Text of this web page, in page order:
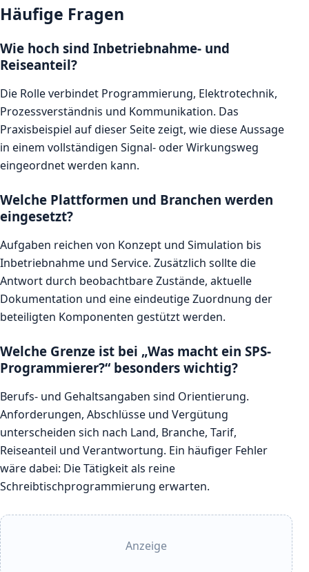
Häufige Fragen
Wie hoch sind Inbetriebnahme- und
Reiseanteil?
Die Rolle verbindet Programmierung, Elektrotechnik,
Prozessverständnis und Kommunikation. Das
Praxisbeispiel auf dieser Seite zeigt, wie diese Aussage
in einem vollständigen Signal- oder Wirkungsweg
eingeordnet werden kann.
Welche Plattformen und Branchen werden
eingesetzt?
Aufgaben reichen von Konzept und Simulation bis
Inbetriebnahme und Service. Zusätzlich sollte die
Antwort durch beobachtbare Zustände, aktuelle
Dokumentation und eine eindeutige Zuordnung der
beteiligten Komponenten gestützt werden.
Welche Grenze ist bei „Was macht ein SPS-
Programmierer?“ besonders wichtig?
Berufs- und Gehaltsangaben sind Orientierung.
Anforderungen, Abschlüsse und Vergütung
unterscheiden sich nach Land, Branche, Tarif,
Reiseanteil und Verantwortung. Ein häufiger Fehler
wäre dabei: Die Tätigkeit als reine
Schreibtischprogrammierung erwarten.
Anzeige